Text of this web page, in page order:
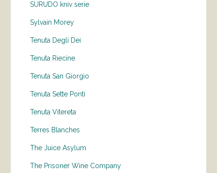
SURUDO kniv serie
Sylvain Morey
Tenuta Degli Dei
Tenuta Riecine
Tenuta San Giorgio
Tenuta Sette Ponti
Tenuta Vitereta
Terres Blanches
The Juice Asylum
The Prisoner Wine Company